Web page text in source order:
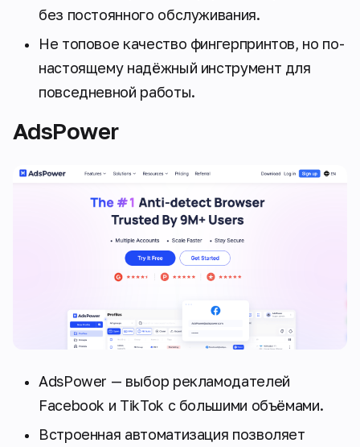
без постоянного обслуживания.
Не топовое качество фингерпринтов, но по-
настоящему надёжный инструмент для
повседневной работы.
AdsPower
AdsPower — выбор рекламодателей
Facebook и TikTok с большими объёмами.
Встроенная автоматизация позволяет